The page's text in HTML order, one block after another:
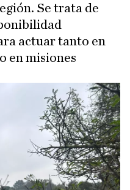
Se trata de
actuar tanto en
en misiones